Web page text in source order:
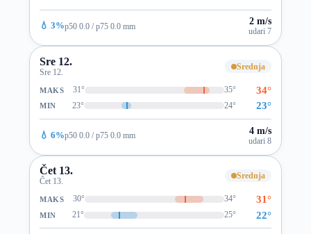
💧 3%p50 0.0 / p75 0.0 mm 2 m/s
udari 7
Sre 12.
Sre 12.
Srednja
MAKS 31° 35° 34°
MIN 23° 24° 23°
💧 6%p50 0.0 / p75 0.0 mm 4 m/s
udari 8
Čet 13.
Čet 13.
Srednja
MAKS 30° 34° 31°
MIN 21° 25° 22°